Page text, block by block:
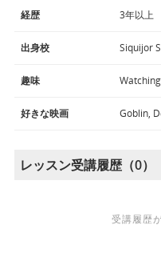
経歴 3年以上
出身校 Siquijor
趣味
好きな映画 Goblin,
レッスン受講履歴（0）
受講履歴